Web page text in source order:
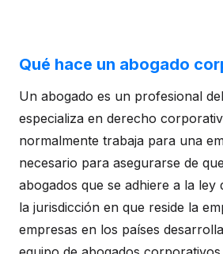
Qué hace un abogado
Un abogado es un profesional
especializa en derecho
normalmente trabaja para una
necesario para asegurarse de
abogados que se adhiere a la ley
la jurisdicción en que reside la
empresas en los países